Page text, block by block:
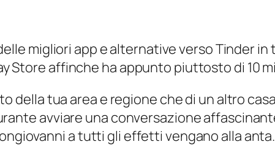
migliori app e alternative verso Tinder
Store affinche ha appunto piuttosto di 10
della tua area e regione che di un altro
avviare una conversazione
a tutti gli effetti vengano alla anta.